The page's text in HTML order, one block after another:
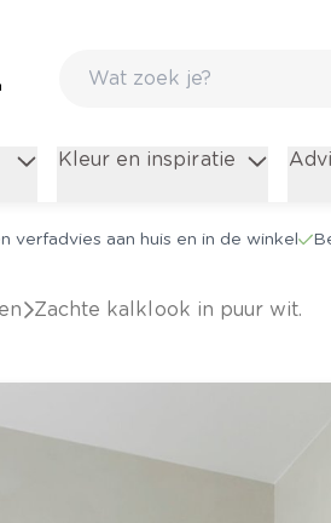
Kleur en inspiratie
verfadvies aan huis en in de winkel
Zachte kalklook in puur wit.